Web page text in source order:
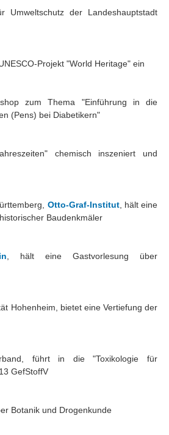
Umweltschutz der Landeshauptstadt
Projekt "World Heritage" ein
zum Thema "Einführung in die
(Pens) bei Diabetikern"
chemisch inszeniert und
Otto-Graf-Institut, hält eine
Baudenkmäler
, hält eine Gastvorlesung über
Hohenheim, bietet eine Vertiefung der
führt in die "Toxikologie für
GefStoffV
Botanik und Drogenkunde